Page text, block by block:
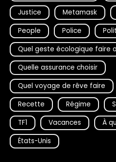
Justice
Metamask
People
Police
Quel geste écologique faire
Quelle assurance choisir
Quel voyage de rêve faire
Recette
Régime
TF1
Vacances
À
États-Unis